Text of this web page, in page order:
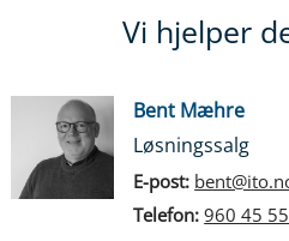
Vi hjelper
Bent Mæhre
Løsningssalg
E-post:
Telefon: 960 45